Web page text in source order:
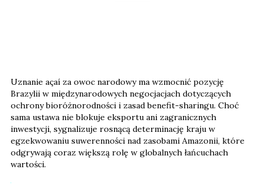
Uznanie açaí za owoc narodowy ma wzmocnić pozycję
Brazylii w międzynarodowych negocjacjach dotyczących
ochrony bioróżnorodności i zasad benefit-sharingu. Choć
sama ustawa nie blokuje eksportu ani zagranicznych
inwestycji, sygnalizuje rosnącą determinację kraju w
egzekwowaniu suwerenności nad zasobami Amazonii, które
odgrywają coraz większą rolę w globalnych łańcuchach
wartości.